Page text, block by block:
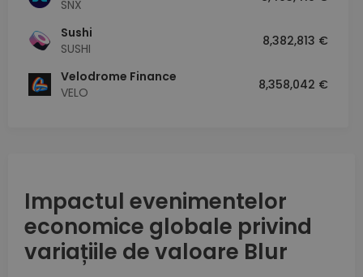
SNX
Sushi
SUSHI
8,382,813 €
Velodrome Finance
VELO
8,358,042 €
Impactul evenimentelor
economice globale privind
variațiile de valoare Blur